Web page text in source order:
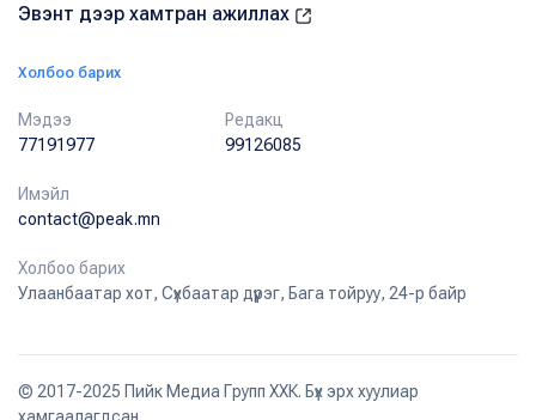
Эвэнт дээр хамтран ажиллах
Холбоо барих
Мэдээ
77191977
Редакц
99126085
Имэйл
contact@peak.mn
Холбоо барих
Улаанбаатар хот, Сүхбаатар дүүрэг, Бага тойруу, 24-р байр
© 2017-2025 Пийк Медиа Групп ХХК. Бүх эрх хуулиар